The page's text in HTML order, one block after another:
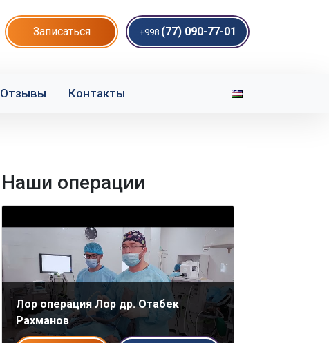
Записаться +998 (77) 090-77-01
Отзывы Контакты
Наши операции
Лор операция Лор др. Отабек
Рахманов